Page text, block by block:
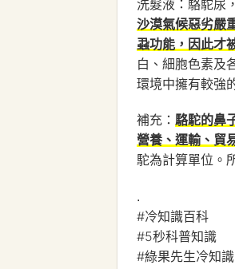
洗髮液：駱駝尿
沙漠氣候惡劣嚴
蝨功能，因此才
白、細胞色素及
環境中擁有較強
補充： 駱駝的鼻
營養、運輸、貿
駝為計算單位。
.
#冷知識百科
#5秒科普知識
#綠果先生冷知識